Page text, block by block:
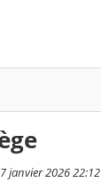
janvier 2026 22:12